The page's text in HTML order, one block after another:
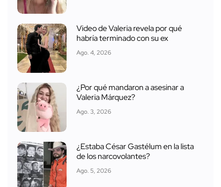
Video de Valeria revela por qué
habría terminado con su ex
Ago. 4, 2026
¿Por qué mandaron a asesinar a
Valeria Márquez?
Ago. 3, 2026
¿Estaba César Gastélum en la lista
de los narcovolantes?
Ago. 5, 2026